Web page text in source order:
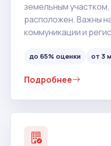
земельным
расположен. Важны
коммуникации и
до 65% оценки от 3
Подробнее